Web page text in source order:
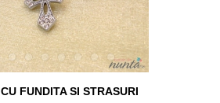
FUNDITA SI STRASURI